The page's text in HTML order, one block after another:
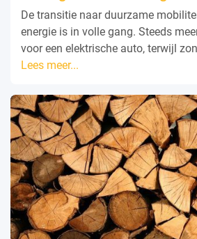
De transitie naar duurzame
energie is in volle gang. Steeds
voor een elektrische auto, terwijl
Lees meer...